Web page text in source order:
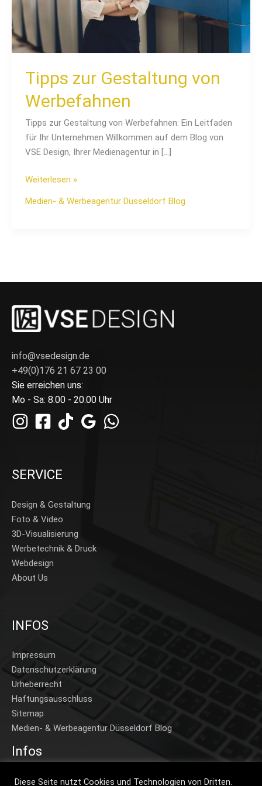
Tipps zur Gestaltung von
Werbefahnen
Tipps zur Gestaltung von Werbefahnen: Ein Leitfaden
für Ihr Unternehmen Willkommen auf dem Blog von
VSE Design, Ihrer Medienagentur in […]
Weiterlesen »
Medien- & Werbeagentur Düsseldorf Blog
info@vsedesign.de
+49(0)176 21 67 23 00
Sie erreichen uns:
Mo - Sa: 8.00 - 20.00 Uhr
SERVICE
Design & Gestaltung
Foto & Video
3D-Visualisierung
Werbetechnik & Druck
Webdesign
About Us
INFOS
Impressum
Datenschutzerklärung
Urheberrecht
Haftungsausschluss
Sitemap
Medien- & Werbeagentur Düsseldorf Blog
Infos
Home
Diese Seite nutzt Cookies und Technologien von Dritten.